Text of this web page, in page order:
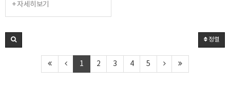
+ 자세히보기
정렬
1 2 3 4 5